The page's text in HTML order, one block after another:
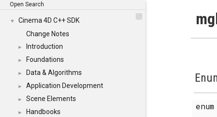
Open Search
▼
Cinema 4D C++ SDK
Change Notes
► Introduction
► Foundations
► Data & Algorithms
► Application Development
► Scene Elements
► Handbooks